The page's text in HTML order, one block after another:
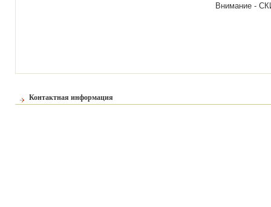
Внимание -
Контактная информация